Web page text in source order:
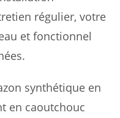
régulier, votre
et fonctionnel
synthétique en
en caoutchouc